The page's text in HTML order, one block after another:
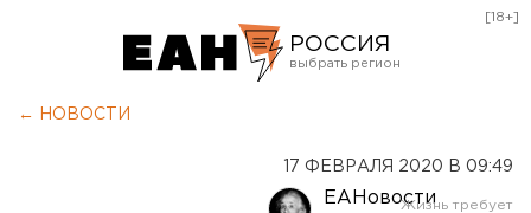
РОССИЯ
[18+]
← НОВОСТИ
17 ФЕВРАЛЯ 2020 В 09:49
ЕАНовости